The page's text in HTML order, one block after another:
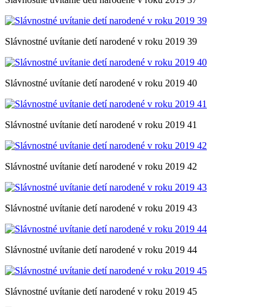
Slávnostné uvítanie detí narodené v roku 2019 39
Slávnostné uvítanie detí narodené v roku 2019 40
Slávnostné uvítanie detí narodené v roku 2019 41
Slávnostné uvítanie detí narodené v roku 2019 42
Slávnostné uvítanie detí narodené v roku 2019 43
Slávnostné uvítanie detí narodené v roku 2019 44
Slávnostné uvítanie detí narodené v roku 2019 45